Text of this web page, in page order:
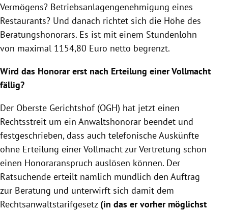
Vermögens? Betriebsanlagengenehmigung eines
Restaurants? Und danach richtet sich die Höhe des
Beratungshonorars. Es ist mit einem Stundenlohn
von maximal 1154,80 Euro netto begrenzt.
Wird das Honorar erst nach Erteilung einer Vollmacht
fällig?
Der Oberste Gerichtshof (OGH) hat jetzt einen
Rechtsstreit um ein Anwaltshonorar beendet und
festgeschrieben, dass auch telefonische Auskünfte
ohne Erteilung einer Vollmacht zur Vertretung schon
einen Honoraranspruch auslösen können. Der
Ratsuchende erteilt nämlich mündlich den Auftrag
zur Beratung und unterwirft sich damit dem
Rechtsanwaltstarifgesetz (in das er vorher möglichst